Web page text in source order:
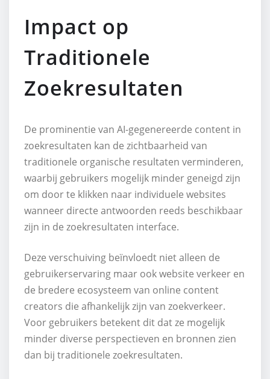
Impact op
Traditionele
Zoekresultaten
De prominentie van AI-gegenereerde content in
zoekresultaten kan de zichtbaarheid van
traditionele organische resultaten verminderen,
waarbij gebruikers mogelijk minder geneigd zijn
om door te klikken naar individuele websites
wanneer directe antwoorden reeds beschikbaar
zijn in de zoekresultaten interface.
Deze verschuiving beïnvloedt niet alleen de
gebruikerservaring maar ook website verkeer en
de bredere ecosysteem van online content
creators die afhankelijk zijn van zoekverkeer.
Voor gebruikers betekent dit dat ze mogelijk
minder diverse perspectieven en bronnen zien
dan bij traditionele zoekresultaten.